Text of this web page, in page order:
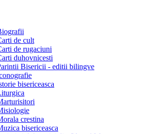
de cult
de rugaciuni
duhovnicesti
Bisericii - editii bilingve
bisericeasca
crestina
bisericeasca